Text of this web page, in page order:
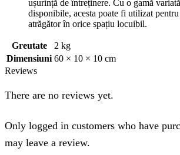
ușurință de întreținere. Cu o gamă
disponibile, acesta poate fi utilizat pentru
atrăgător în orice spațiu locuibil.
Greutate
2 kg
Dimensiuni 60 × 10 × 10 cm
Reviews
There are no reviews yet.
Only logged in customers who have
may leave a review.